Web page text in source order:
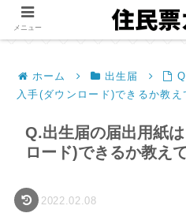
ホーム 出生届
入手(ダウンロード)できるか教え
Q.出生届の届出用紙
ロード)できるか教え
2022.02.08
メニュー